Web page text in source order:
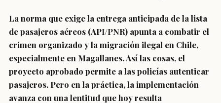
La norma que exige la entrega anticipada de la lista
de pasajeros aéreos (API/PNR) apunta a combatir el
crimen organizado y la migración ilegal en Chile,
especialmente en Magallanes. Así las cosas, el
proyecto aprobado permite a las policías autenticar
pasajeros. Pero en la práctica, la implementación
avanza con una lentitud que hoy resulta